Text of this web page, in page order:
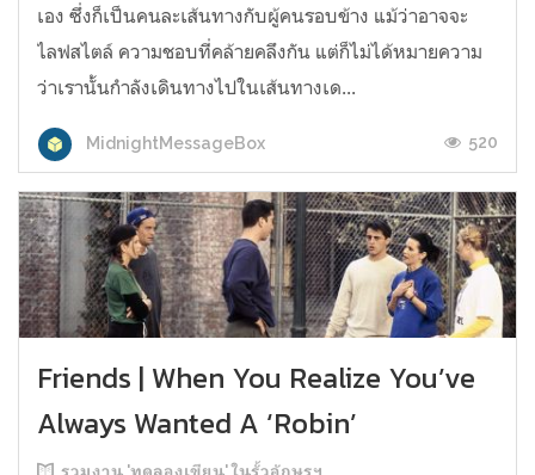
เอง ซึ่งก็เป็นคนละเส้นทางกับผู้คนรอบข้าง แม้ว่าอาจจะ
ไลฟสไตล์ ความชอบที่คล้ายคลึงกัน แต่ก็ไม่ได้หมายความ
ว่าเรานั้นกำลังเดินทางไปในเส้นทางเด...
MidnightMessageBox 520
Friends | When You Realize You’ve
Always Wanted A ‘Robin’